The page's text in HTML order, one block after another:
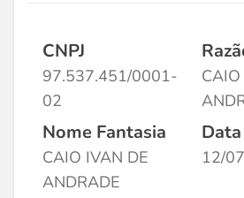
CNPJ
97.537.451/0001-
02
Nome Fantasia
CAIO IVAN DE
ANDRADE
12/